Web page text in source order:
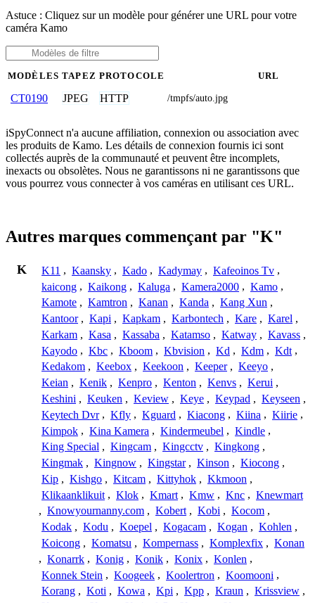
Astuce : Cliquez sur un modèle pour générer une URL pour votre
caméra Kamo
MODÈLES TAPEZ PROTOCOLE URL
CT0190 JPEG HTTP /tmpfs/auto.jpg
iSpyConnect n'a aucune affiliation, connexion ou association avec
les produits de Kamo. Les détails de connexion fournis ici sont
collectés auprès de la communauté et peuvent être incomplets,
inexacts ou obsolètes. Nous ne garantissons ni ne garantissons que
vous pourrez vous connecter à vos caméras en utilisant ces URL.
Autres marques commençant par "K"
K K11 , Kaansky , Kado , Kadymay , Kafeoinos Tv ,
kaicong , Kaikong , Kaluga , Kamera2000 , Kamo ,
Kamote , Kamtron , Kanan , Kanda , Kang Xun ,
Kantoor , Kapi , Kapkam , Karbontech , Kare , Karel ,
Karkam , Kasa , Kassaba , Katamso , Katway , Kavass ,
Kayodo , Kbc , Kboom , Kbvision , Kd , Kdm , Kdt ,
Kedakom , Keebox , Keekoon , Keeper , Keeyo ,
Keian , Kenik , Kenpro , Kenton , Kenvs , Kerui ,
Keshini , Keuken , Keview , Keye , Keypad , Keyseen ,
Keytech Dvr , Kfly , Kguard , Kiacong , Kiina , Kiirie ,
Kimpok , Kina Kamera , Kindermeubel , Kindle ,
King Special , Kingcam , Kingcctv , Kingkong ,
Kingmak , Kingnow , Kingstar , Kinson , Kiocong ,
Kip , Kishgo , Kitcam , Kittyhok , Kkmoon ,
Klikaanklikuit , Klok , Kmart , Kmw , Knc , Knewmart
, Knowyournanny.com , Kobert , Kobi , Kocom ,
Kodak , Kodu , Koepel , Kogacam , Kogan , Kohlen ,
Koicong , Komatsu , Kompernass , Komplexfix , Konan
, Konarrk , Konig , Konik , Konix , Konlen ,
Konnek Stein , Koogeek , Koolertron , Koomooni ,
Korang , Koti , Kowa , Kpi , Kpp , Kraun , Krissview ,